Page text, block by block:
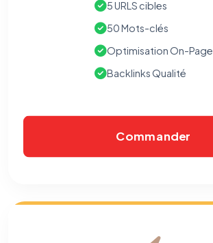
5 URLS cibles
50 Mots-clés
Optimisation On-Page
Backlinks Qualité
Commander